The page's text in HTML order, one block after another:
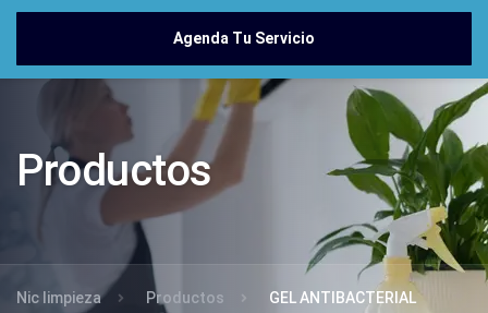
Agenda Tu Servicio
Productos
Nic limpieza Productos GEL ANTIBACTERIAL